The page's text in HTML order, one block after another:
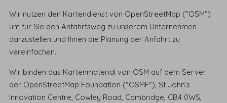
Wir nutzen den Kartendienst von OpenStreetMap ("OSM")
um für Sie den Anfahrtsweg zu unserem Unternehmen
darzustellen und Ihnen die Planung der Anfahrt zu
vereinfachen.
Wir binden das Kartenmaterial von OSM auf dem Server
der OpenStreetMap Foundation ("OSMF"), St John’s
Innovation Centre, Cowley Road, Cambridge, CB4 0WS,